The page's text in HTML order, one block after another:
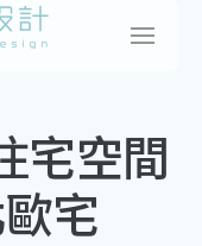
宅空間
宅